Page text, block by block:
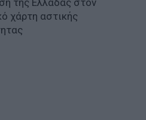
της Ελλάδας στον
χάρτη αστικής